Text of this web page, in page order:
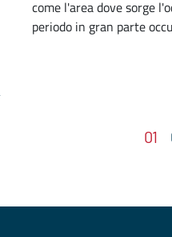
come l'area dove sorge
periodo in gran parte